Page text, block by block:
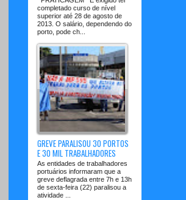
completado curso de nível
superior até 28 de agosto de
2013. O salário, dependendo do
porto, pode ch...
GREVE PARALISOU 30 PORTOS
E 30 MIL TRABALHADORES
As entidades de trabalhadores
portuários informaram que a
greve deflagrada entre 7h e 13h
de sexta-feira (22) paralisou a
atividade ...